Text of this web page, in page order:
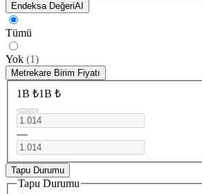
Endeksa DeğeriAI
Tümü
Yok (1)
Metrekare Birim Fiyatı
1B ₺1B ₺
—
Tapu Durumu
Tapu Durumu